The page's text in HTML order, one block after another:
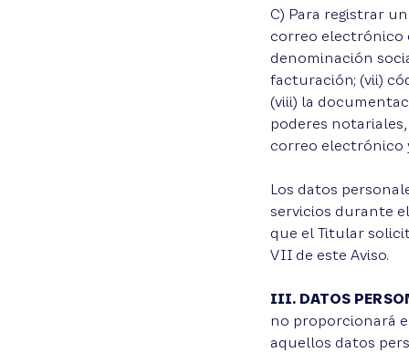
C) Para registrar
correo electrónico
denominación
facturación; (vii)
(viii) la
poderes
correo electrónico
Los datos
servicios durante
que el Titular
VII de este Aviso.
III. DATOS
no proporcionará
aquellos datos